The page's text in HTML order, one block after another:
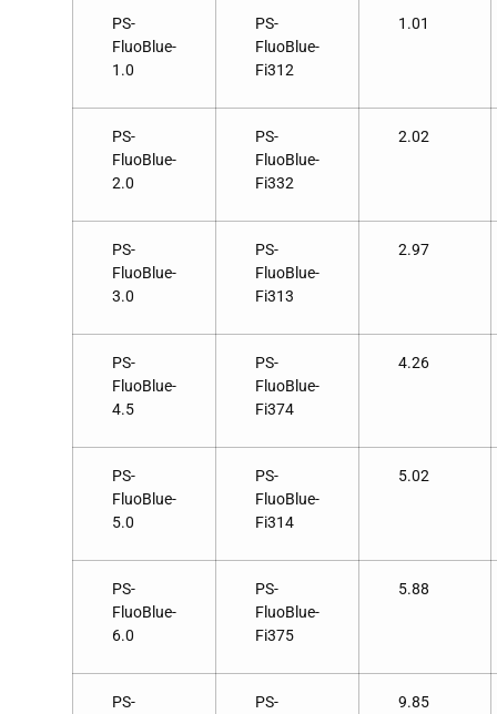
PS-
FluoBlue-
1.0
PS-
FluoBlue-
Fi312
1.01
PS-
FluoBlue-
2.0
PS-
FluoBlue-
Fi332
2.02
PS-
FluoBlue-
3.0
PS-
FluoBlue-
Fi313
2.97
PS-
FluoBlue-
4.5
PS-
FluoBlue-
Fi374
4.26
PS-
FluoBlue-
5.0
PS-
FluoBlue-
Fi314
5.02
PS-
FluoBlue-
6.0
PS-
FluoBlue-
Fi375
5.88
PS-
PS-
9.85